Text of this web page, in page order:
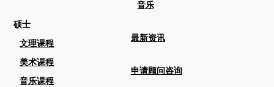
硕士
文理课程
美术课程
音乐课程
音乐
最新资讯
申请顾问咨询